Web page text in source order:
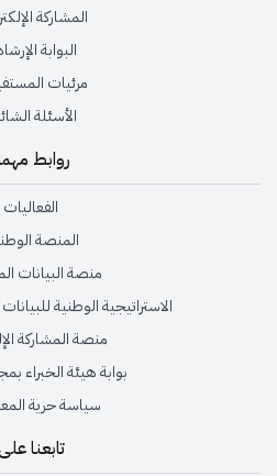
المشاركة
البوابة
مرئيات
الأسئلة
روابط
الفعاليات
المنصة
منصة البيانات
الاستراتيجية الوطنية
منصة المشاركة
بوابة هيئة الخبراء
سياسة حرية
تابعنا